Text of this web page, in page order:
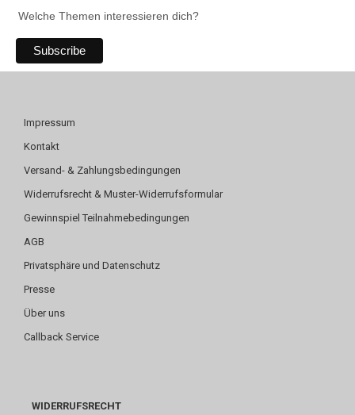
Welche Themen interessieren dich?
Impressum
Kontakt
Versand- & Zahlungsbedingungen
Widerrufsrecht & Muster-Widerrufsformular
Gewinnspiel Teilnahmebedingungen
AGB
Privatsphäre und Datenschutz
Presse
Über uns
Callback Service
WIDERRUFSRECHT